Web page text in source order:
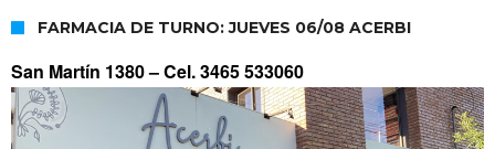
FARMACIA DE TURNO: JUEVES 06/08 ACERBI
San Martín 1380 –Cel. 3465 533060